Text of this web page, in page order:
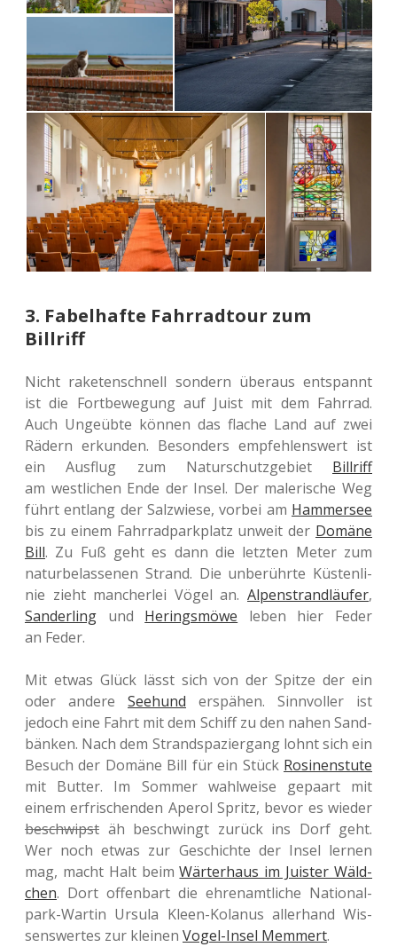
3. Fabelhafte Fahrradtour zum
Billriff
Nicht rake­ten­schnell son­dern über­aus ent­spannt
ist die Fort­be­we­gung auf Juist mit dem Fahr­rad.
Auch Unge­üb­te können das flache Land auf zwei
Rädern erkun­den. Beson­ders emp­feh­lens­wert ist
ein Aus­flug zum Natur­schutz­ge­biet Bill­riff
am west­li­chen Ende der Insel. Der male­ri­sche Weg
führt ent­lang der Salz­wie­se, vorbei am Ham­mer­see
bis zu einem Fahr­rad­park­platz unweit der Domäne
Bill. Zu Fuß geht es dann die letz­ten Meter zum
natur­be­las­se­nen Strand. Die unbe­rühr­te Küs­ten­li­
nie zieht man­cher­lei Vögel an. Alpen­strand­läu­fer,
San­der­ling und Herings­mö­we leben hier Feder
an Feder.
Mit etwas Glück lässt sich von der Spitze der ein
oder andere See­hund erspä­hen. Sinn­vol­ler ist
jedoch eine Fahrt mit dem Schiff zu den nahen Sand­
bän­ken. Nach dem Strand­spa­zier­gang lohnt sich ein
Besuch der Domäne Bill für ein Stück Rosi­nen­stu­te
mit Butter. Im Sommer wahl­wei­se gepaart mit
einem erfri­schen­den Aperol Spritz, bevor es wieder
beschwipst äh beschwingt zurück ins Dorf geht.
Wer noch etwas zur Geschich­te der Insel lernen
mag, macht Halt beimWär­ter­haus im Juis­ter Wäld­
chen. Dort offen­bart die ehren­amt­li­che Natio­nal­
park-Wartin Ursula Kleen-Kola­nus aller­hand Wis­
sens­wer­tes zur klei­nen Vogel-Insel Mem­mert.